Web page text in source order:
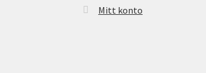
Mitt konto